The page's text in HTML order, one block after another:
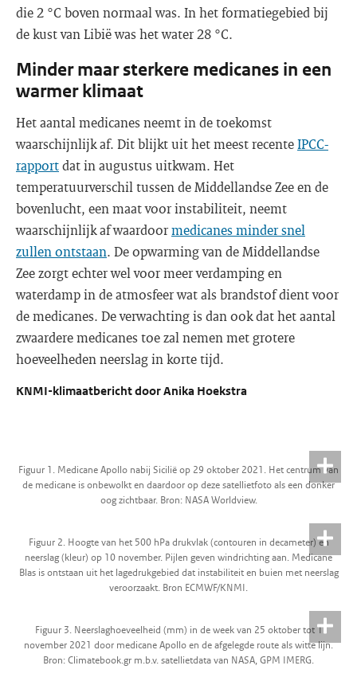
die 2 °C boven normaal was. In het formatiegebied bij
de kust van Libië was het water 28 °C.
Minder maar sterkere medicanes in een
warmer klimaat
Het aantal medicanes neemt in de toekomst
waarschijnlijk af. Dit blijkt uit het meest recenteIPCC-
rapportdat in augustus uitkwam. Het
temperatuurverschil tussen de Middellandse Zee en de
bovenlucht, een maat voor instabiliteit, neemt
waarschijnlijk af waardoormedicanes minder snel
zullen ontstaan. De opwarming van de Middellandse
Zee zorgt echter wel voor meer verdamping en
waterdamp in de atmosfeer wat als brandstof dient voor
de medicanes. De verwachting is dan ook dat het aantal
zwaardere medicanes toe zal nemen met grotere
hoeveelheden neerslag in korte tijd.
KNMI-klimaatbericht door Anika Hoekstra
Figuur 1. Medicane Apollo nabij Sicilië op 29 oktober 2021. Het centrum van
de medicane is onbewolkt en daardoor op deze satellietfoto als een donker
oog zichtbaar. Bron: NASA Worldview.
Figuur 2. Hoogte van het 500 hPa drukvlak (contouren in decameter) en
neerslag (kleur) op 10 november. Pijlen geven windrichting aan. Medicane
Blas is ontstaan uit het lagedrukgebied dat instabiliteit en buien met neerslag
veroorzaakt. Bron ECMWF/KNMI.
Figuur 3. Neerslaghoeveelheid (mm) in de week van 25 oktober tot 1
november 2021 door medicane Apollo en de afgelegde route als witte lijn.
Bron: Climatebook.gr m.b.v. satellietdata van NASA, GPM IMERG.